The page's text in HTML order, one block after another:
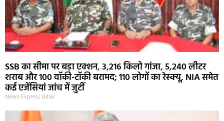
SSB का सीमा पर बड़ा एक्शन, 3,216 किलो गांजा, 5,240 लीटर
शराब और 100 वॉकी-टॉकी बरामद; 110 लोगों का रेस्क्यू, NIA समेत
कई एजेंसियां जांच में जुटीं
News Express Bihar